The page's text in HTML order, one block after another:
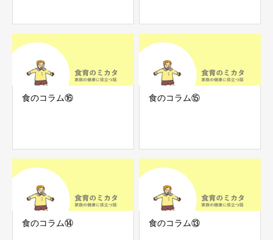
食のコラム⑯ 食のコラム⑮
食のコラム⑭ 食のコラム⑬